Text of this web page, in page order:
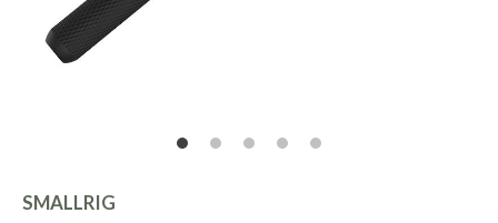
SMALLRIG